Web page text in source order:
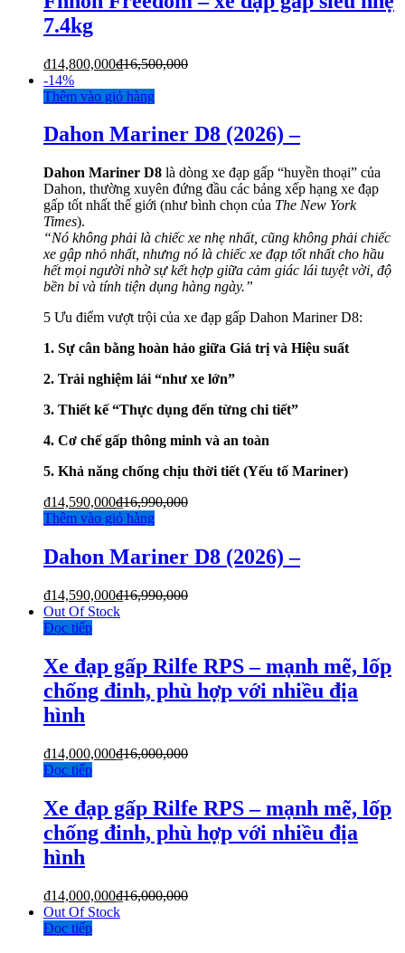
7.4kg
₫14,800,000₫16,500,000
-14%
Thêm vào giỏ hàng
Dahon Mariner D8 (2026) –
Dahon Mariner D8 là dòng xe đạp gấp “huyền thoại” của
Dahon, thường xuyên đứng đầu các bảng xếp hạng xe đạp
gấp tốt nhất thế giới (như bình chọn của The New York
Times).
“Nó không phải là chiếc xe nhẹ nhất, cũng không phải chiếc
xe gập nhỏ nhất, nhưng nó là chiếc xe đạp tốt nhất cho hầu
hết mọi người nhờ sự kết hợp giữa cảm giác lái tuyệt vời, độ
bền bỉ và tính tiện dụng hàng ngày.”
5 Ưu điểm vượt trội của xe đạp gấp Dahon Mariner D8:
1. Sự cân bằng hoàn hảo giữa Giá trị và Hiệu suất
2. Trải nghiệm lái “như xe lớn”
3. Thiết kế “Thực dụng đến từng chi tiết”
4. Cơ chế gấp thông minh và an toàn
5. Khả năng chống chịu thời tiết (Yếu tố Mariner)
₫14,590,000₫16,990,000
Thêm vào giỏ hàng
Dahon Mariner D8 (2026) –
₫14,590,000₫16,990,000
Out Of Stock
Đọc tiếp
Xe đạp gấp Rilfe RPS – mạnh mẽ, lốp
chống đinh, phù hợp với nhiều địa
hình
₫14,000,000₫16,000,000
Đọc tiếp
Xe đạp gấp Rilfe RPS – mạnh mẽ, lốp
chống đinh, phù hợp với nhiều địa
hình
₫14,000,000₫16,000,000
Out Of Stock
Đọc tiếp